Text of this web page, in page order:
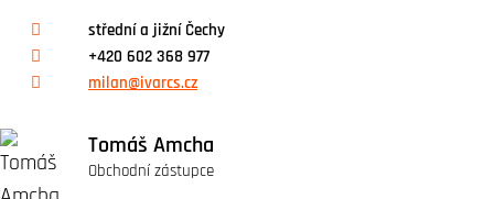
střední a jižní Čechy
+420 602 368 977
milan@ivarcs.cz
Tomáš Amcha
Obchodní zástupce